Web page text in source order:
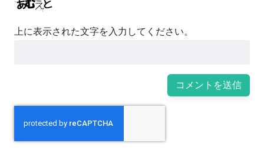
上に表示された文字を入力してください。